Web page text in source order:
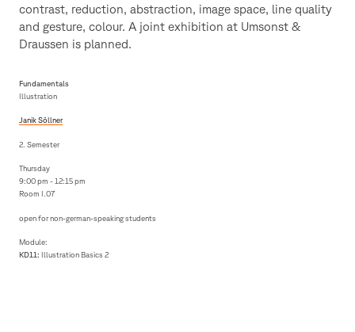
contrast, reduction, abstraction, image space, line quality
and gesture, colour. A joint exhibition at Umsonst &
Draussen is planned.
Fundamentals
Illustration
Janik Söllner
2. Semester
Thursday
9:00 pm - 12:15 pm
Room I.07
open for non-german-speaking students
Module:
KD11: Illustration Basics 2